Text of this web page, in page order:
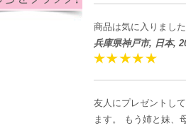
商品は気に入りまし
兵庫県神戸市, 日本,
友人にプレゼントし
ます。 もう姉と妹、